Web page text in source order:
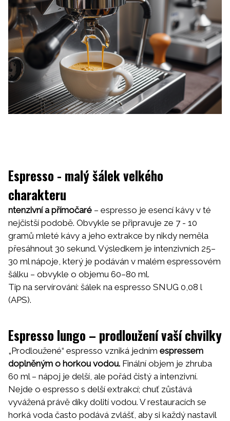
Espresso - malý šálek velkého
charakteru
ntenzivní a přímočaré – espresso je esencí kávy v té
nejčistší podobě. Obvykle se připravuje ze 7 - 10
gramů mleté kávy a jeho extrakce by nikdy neměla
přesáhnout 30 sekund. Výsledkem je intenzivních 25–
30 ml nápoje, který je podáván v malém espressovém
šálku – obvykle o objemu 60–80 ml.
Tip na servírování: šálek na espresso SNUG 0,08 l
(APS).
Espresso lungo – prodloužení vaší chvilky
„Prodloužené“ espresso vzniká jedním espressem
doplněným o horkou vodou. Finální objem je zhruba
60 ml – nápoj je delší, ale pořád čistý a intenzivní.
Nejde o espresso s delší extrakcí; chuť zůstává
vyvážená právě díky dolití vodou. V restauracích se
horká voda často podává zvlášť, aby si každý nastavil